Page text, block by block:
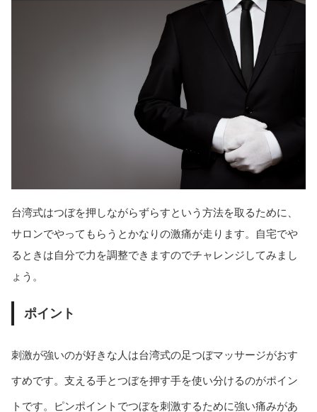
台湾式はつぼを押しながらずらすという方法を取るために、
サロンでやってもらうとかなりの激痛が走ります。自宅でや
るときは自分で力を調整できますのでチャレンジしてみまし
ょう。
ポイント
刺激が強いのが好きな人は台湾式の足つぼマッサージがおす
すめです。支える手とつぼを押す手を使い分けるのがポイン
トです。ピンポイントでつぼを刺激するために強い痛みがあ